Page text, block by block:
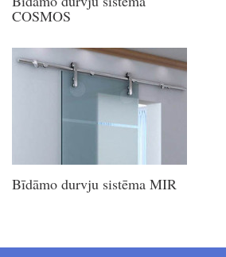
COSMOS
Bīdāmo durvju sistēma MIR